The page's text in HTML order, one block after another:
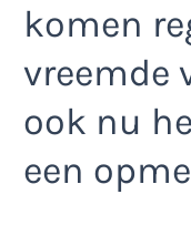
komen
vreemde
ook nu
een